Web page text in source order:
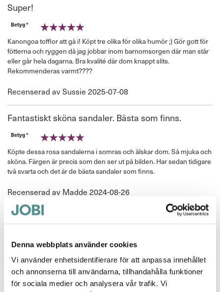
Denna webbplats använder cookies
Vi använder enhetsidentifierare för att anpassa innehållet
och annonserna till användarna, tillhandahålla funktioner
för sociala medier och analysera vår trafik. Vi
Super!
Betyg *
Kanongoa tofflor att gå i! Köpt tre olika för olika humör ;) Gör gott för
fötterna och ryggen då jag jobbar inom barnomsorgen där man står
eller går hela dagarna. Bra kvalité där dom knappt slits.
Rekommenderas varmt????
Recenserad avSussie Publicerat
den
2025-07-08
Fantastiskt sköna sandaler. Bästa som finns.
Betyg *
Köpte dessa rosa sandalerna i somras och älskar dom. Så mjuka och
sköna. Färgen är precis som den ser ut på bilden. Har sedan tidigare
två svarta och det är de bästa sandaler som finns.
Recenserad av Madde Publicerat
2024-08-26
Bra
100%
Recenserad avA MPublicerat
den
2024-05-13